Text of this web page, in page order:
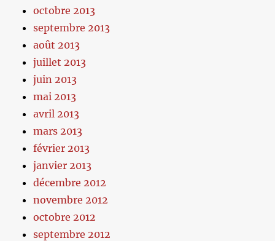
octobre 2013
septembre 2013
août 2013
juillet 2013
juin 2013
mai 2013
avril 2013
mars 2013
février 2013
janvier 2013
décembre 2012
novembre 2012
octobre 2012
septembre 2012